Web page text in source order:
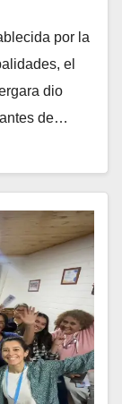
por la
el
dio
de…